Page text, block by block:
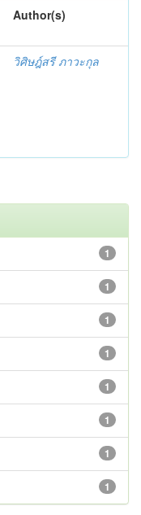
Author(s)
วิศิษฎ์สรี ภาวะกุล
1
1
1
1
1
1
1
1